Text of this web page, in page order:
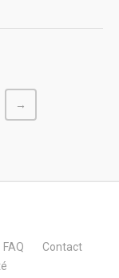
→
FAQ
Contact